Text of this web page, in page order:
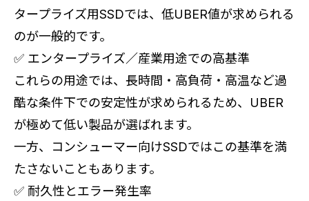
タープライズ用SSDでは、低UBER値が求められる
のが一般的です。
✅ エンタープライズ／産業用途での高基準
これらの用途では、長時間・高負荷・高温など過
酷な条件下での安定性が求められるため、UBER
が極めて低い製品が選ばれます。
一方、コンシューマー向けSSDではこの基準を満
たさないこともあります。
✅ 耐久性とエラー発生率